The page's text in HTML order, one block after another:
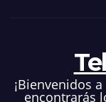
¡Bienvenidos
encontrarás